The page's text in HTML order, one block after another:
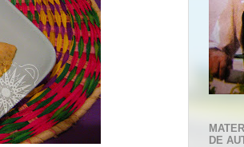
DE